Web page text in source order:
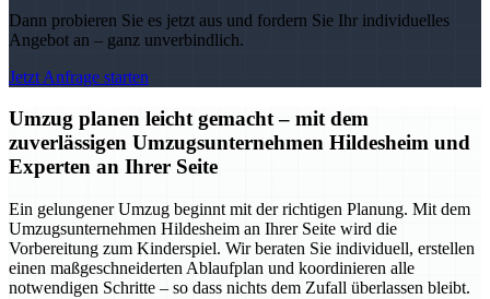
Dann probieren Sie es jetzt aus und fordern Sie Ihr individuelles
Angebot an – ganz unverbindlich.
Jetzt Anfrage starten
Umzug planen leicht gemacht – mit dem
zuverlässigen Umzugsunternehmen Hildesheim und
Experten an Ihrer Seite
Ein gelungener Umzug beginnt mit der richtigen Planung. Mit dem
Umzugsunternehmen Hildesheim an Ihrer Seite wird die
Vorbereitung zum Kinderspiel. Wir beraten Sie individuell, erstellen
einen maßgeschneiderten Ablaufplan und koordinieren alle
notwendigen Schritte – so dass nichts dem Zufall überlassen bleibt.